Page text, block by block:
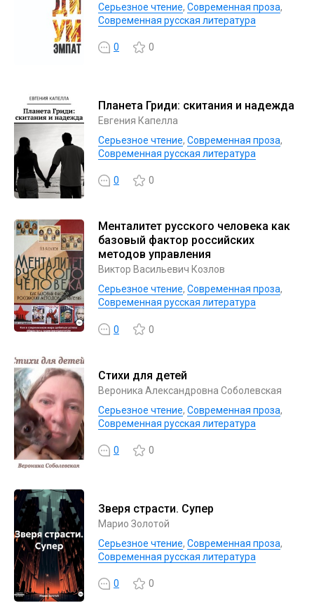
Серьезное чтение, Современная проза,
Современная русская литература
0 0
Планета Гриди: скитания и надежда
Евгения Капелла
Серьезное чтение, Современная проза,
Современная русская литература
0 0
Менталитет русского человека как
базовый фактор российских
методов управления
Виктор Васильевич Козлов
Серьезное чтение, Современная проза,
Современная русская литература
0 0
Стихи для детей
Вероника Александровна Соболевская
Серьезное чтение, Современная проза,
Современная русская литература
0 0
Зверя страсти. Супер
Марио Золотой
Серьезное чтение, Современная проза,
Современная русская литература
0 0